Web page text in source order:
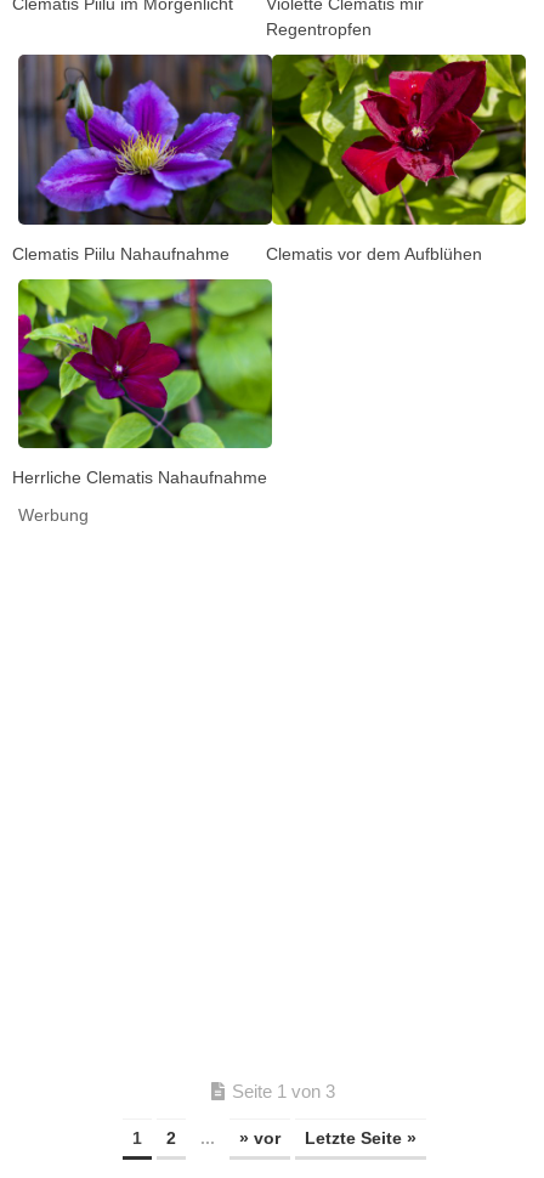
Clematis Piilu im Morgenlicht
Violette Clematis mir
Regentropfen
Clematis Piilu Nahaufnahme Clematis vor dem Aufblühen
Herrliche Clematis Nahaufnahme
Werbung
Seite 1 von 3
1 2 ... » vor Letzte Seite »